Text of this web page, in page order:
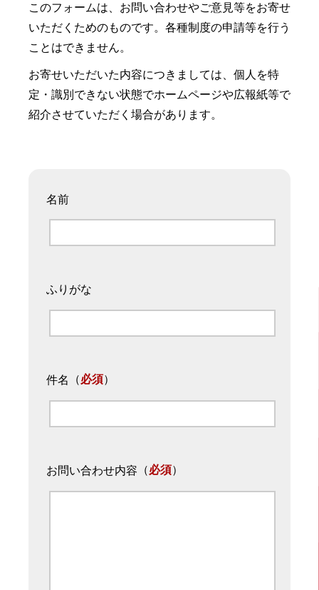
このフォームは、お問い合わせやご意見等をお寄せ
いただくためのものです。各種制度の申請等を行う
ことはできません。
お寄せいただいた内容につきましては、個人を特
定・識別できない状態でホームページや広報紙等で
紹介させていただく場合があります。
名前
ふりがな
件名 （必須）
お問い合わせ内容 （必須）